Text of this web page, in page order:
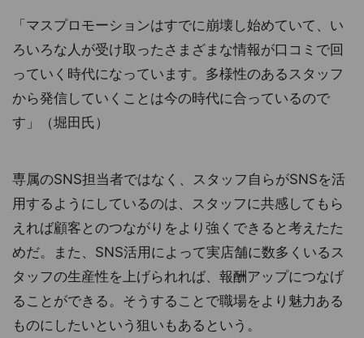
「マスプロモーションはすでに崩壊し始めていて、い
ろいろな人が受け取ったさまざまな情報が口コミで回
っていく時代になっています。多様性のあるスタッフ
から発信していくことは今の時代に合っているので
す」（堀田氏）
専属のSNS担当者ではなく、スタッフ自らがSNSを活
用するようにしているのは、スタッフに共感してもら
えれば顧客とのつながりをより強くできると考えたた
めだ。また、SNS活用によって実店舗に数多くいるス
タッフの生産性を上げられれば、報酬アップにつなげ
ることができる。そうすることで職場をより魅力ある
ものにしたいという狙いもあるという。